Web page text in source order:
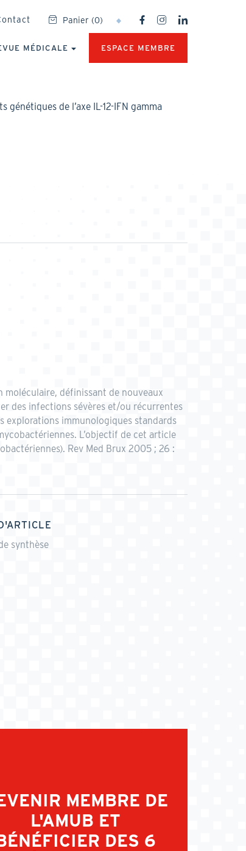
Panier (0)
SOCIAL
NETWORKS
MÉDICALE ESPACE MEMBRE
de l’axe IL-12-IFN gamma
moléculaire, définissant de nouveaux
des infections sévères et/ou récurrentes
explorations immunologiques standards
L’objectif de cet article
Rev Med Brux 2005 ; 26 :
synthèse
MEMBRE DE
L'AMUB ET
DES 6